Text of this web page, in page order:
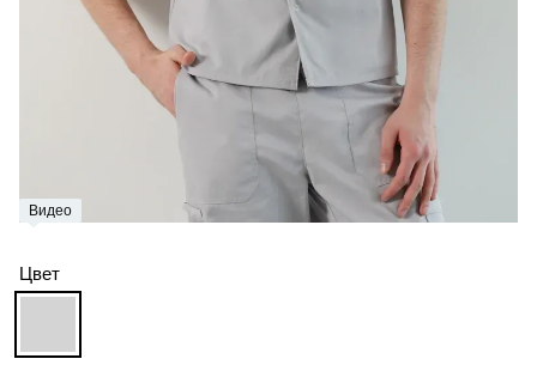
Видео
Цвет